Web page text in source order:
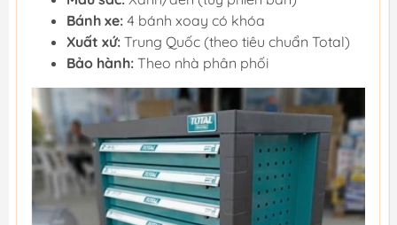
Bánh xe: 4 bánh xoay có khóa
Xuất xứ: Trung Quốc (theo tiêu chuẩn Total)
Bảo hành: Theo nhà phân phối